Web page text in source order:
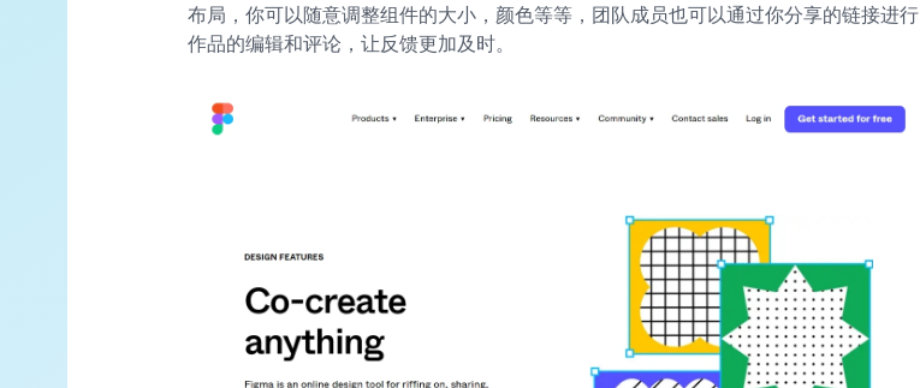
布局，你可以随意调整组件的大小，颜色等等，团队成员也可以通过你分享的链接进行
作品的编辑和评论，让反馈更加及时。